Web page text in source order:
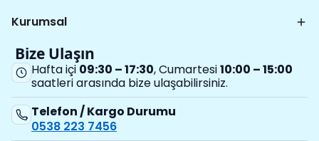
Kurumsal
Bize Ulaşın
Hafta içi 09:30 – 17:30, Cumartesi10:00 – 15:00
saatleri arasında bize ulaşabilirsiniz.
Telefon / Kargo Durumu
0538 223 7456